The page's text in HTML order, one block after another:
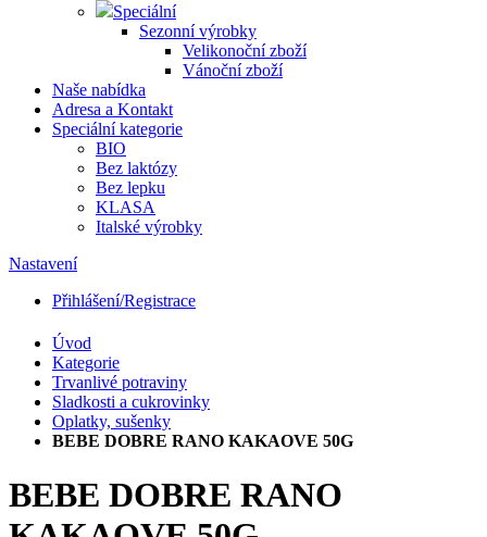
Speciální
Sezonní výrobky
Velikonoční zboží
Vánoční zboží
Naše nabídka
Adresa a Kontakt
Speciální kategorie
BIO
Bez laktózy
Bez lepku
KLASA
Italské výrobky
Nastavení
Přihlášení/Registrace
Úvod
Kategorie
Trvanlivé potraviny
Sladkosti a cukrovinky
Oplatky, sušenky
BEBE DOBRE RANO KAKAOVE 50G
BEBE DOBRE RANO